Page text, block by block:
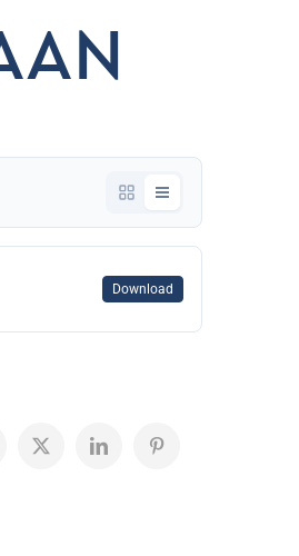
Download
X LinkedInPinterest